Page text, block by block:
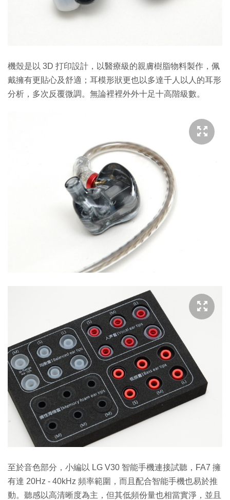
機殼是以 3D 打印設計，以醫療級的親膚樹脂物料製作，佩
戴擁有更貼心及舒適；耳模形狀更也以多達千人以人的耳形
分析，多次反覆微調。無論裡裡外外十足十高階級數。
至於音色部分，小編以 LG V30 智能手機連接試聽，FA7 擁
有達 20Hz - 40kHz 頻率範圍，而且配合智能手機也易於推
動。聽感以高清晰度為主，但其低頻份量也相當實淨，並且